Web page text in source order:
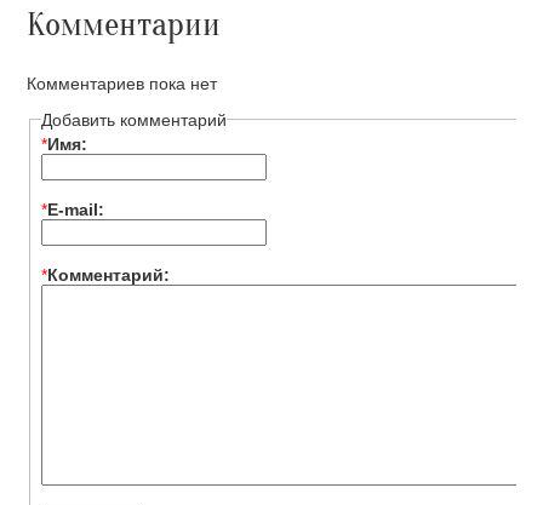
Комментарии
Комментариев пока нет
Добавить комментарий
*Имя:
*E-mail:
*Комментарий: